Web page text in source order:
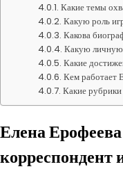
Какие темы
Какую роль
Какова
Какую личную
Какие
Кем работает
Какие
Елена
корреспондент